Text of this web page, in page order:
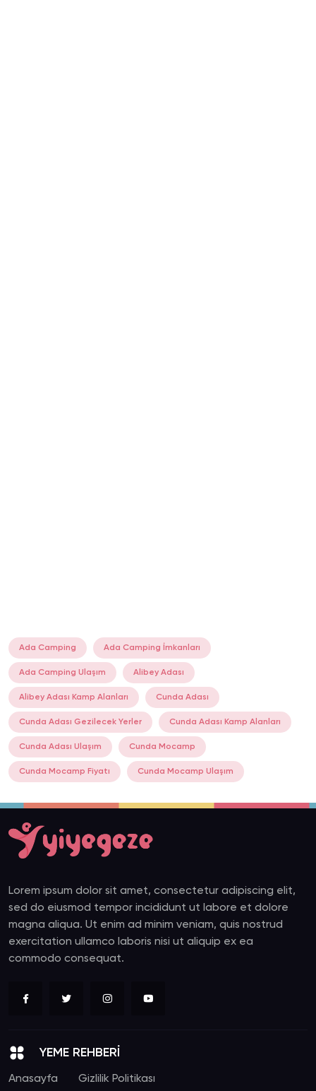
Ada Camping Ada Camping İmkanları
Ada Camping Ulaşım Alibey Adası
Alibey Adası Kamp Alanları Cunda Adası
Cunda Adası Gezilecek Yerler Cunda Adası Kamp Alanları
Cunda Adası Ulaşım Cunda Mocamp
Cunda Mocamp Fiyatı Cunda Mocamp Ulaşım
Lorem ipsum dolor sit amet, consectetur adipiscing elit,
sed do eiusmod tempor incididunt ut labore et dolore
magna aliqua. Ut enim ad minim veniam, quis nostrud
exercitation ullamco laboris nisi ut aliquip ex ea
commodo consequat.
YEME REHBERİ
Anasayfa Gizlilik Politikası